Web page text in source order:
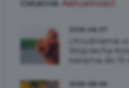
Ostatnie Aktualności
2026-08-07
Utrudnienia
Wojciecha
sierpnia do 15
2026-08-06